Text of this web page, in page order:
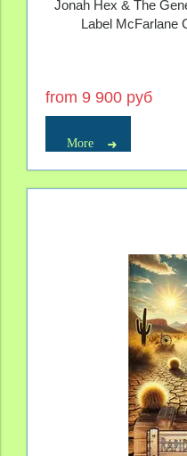
Jonah Hex & The
Label McFarlane
from 9 900 руб
More